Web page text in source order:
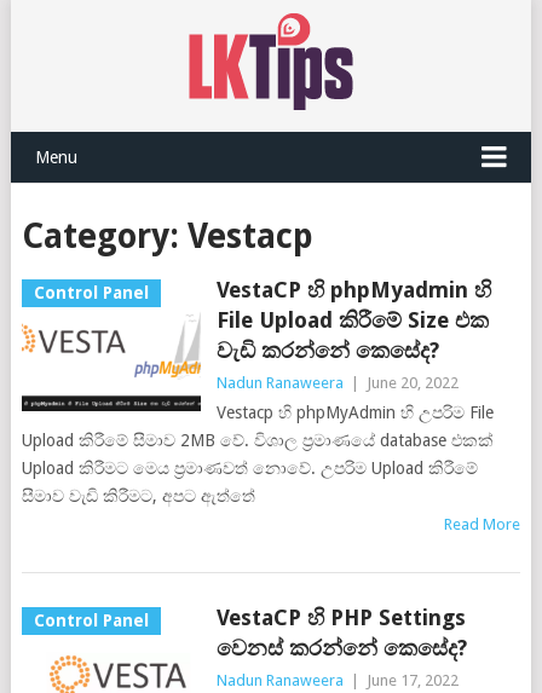
Menu
Category: Vestacp
Control Panel
VestaCP හි phpMyadmin හි
File Upload කිරීමේ Size එක
වැඩි කරන්නේ කෙසේද?
Nadun Ranaweera June 20, 2022
Vestacp හි phpMyAdmin හි උපරිම File
Upload කිරීමේ සීමාව 2MB වේ. විශාල ප්‍රමාණයේ database එකක්
Upload කිරීමට මෙය ප්‍රමාණවත් නොවේ. උපරිම Upload කිරීමේ
සීමාව වැඩි කිරීමට, අපට ඇත්තේ
Read More
Control Panel
VestaCP හි PHP Settings
වෙනස් කරන්නේ කෙසේද?
Nadun Ranaweera June 17, 2022